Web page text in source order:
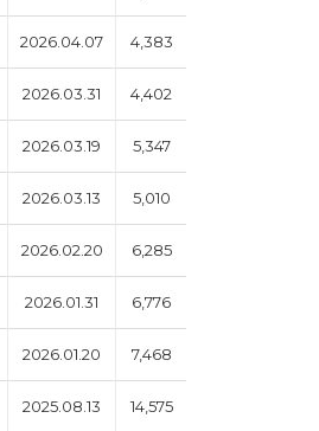
2026.04.07 4,383
2026.03.31 4,402
2026.03.19 5,347
2026.03.13 5,010
2026.02.20 6,285
2026.01.31 6,776
2026.01.20 7,468
2025.08.13 14,575